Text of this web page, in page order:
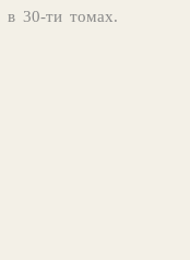
30-ти томах.